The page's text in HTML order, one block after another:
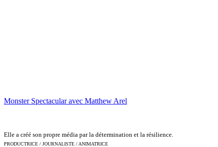
Monster Spectacular avec Matthew Arel
Elle a créé son propre média par la détermination et la résilience.
PRODUCTRICE / JOURNALISTE / ANIMATRICE